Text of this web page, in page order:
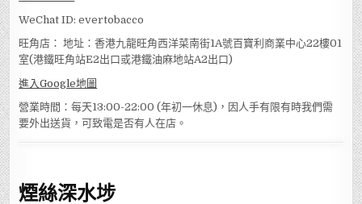
WeChat ID: evertobacco
旺角店： 地址：香港九龍旺角西洋菜南街1A號百寶利商業中心22樓01
室(港鐵旺角站E2出口或港鐵油麻地站A2出口)
進入Google地圖
營業時間：每天13:00-22:00 (年初一休息)，因人手有限有時我們需
要外出送貨，可致電是否有人在店。
煙絲深水埗